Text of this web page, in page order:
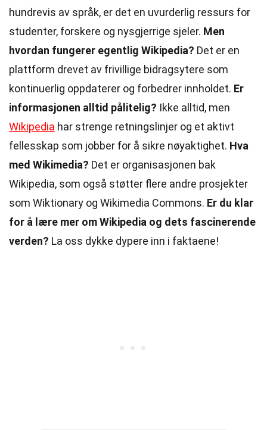
hundrevis av språk, er det en uvurderlig ressurs for
studenter, forskere og nysgjerrige sjeler. Men
hvordan fungerer egentlig Wikipedia? Det er en
plattform drevet av frivillige bidragsytere som
kontinuerlig oppdaterer og forbedrer innholdet. Er
informasjonen alltid pålitelig? Ikke alltid, men
Wikipedia har strenge retningslinjer og et aktivt
fellesskap som jobber for å sikre nøyaktighet. Hva
med Wikimedia? Det er organisasjonen bak
Wikipedia, som også støtter flere andre prosjekter
som Wiktionary og Wikimedia Commons. Er du klar
for å lære mer om Wikipedia og dets fascinerende
verden? La oss dykke dypere inn i faktaene!